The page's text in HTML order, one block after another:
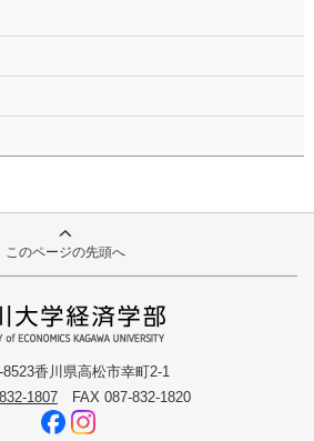
このページの先頭へ
8523香川県高松市幸町2-1
1807 FAX 087-832-1820